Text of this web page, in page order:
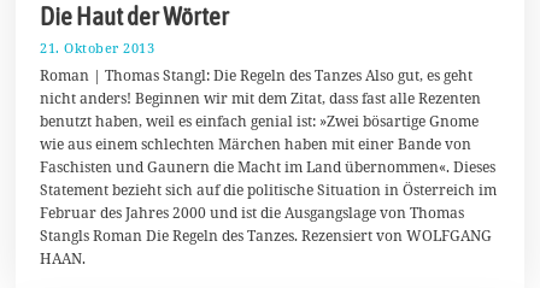
Die Haut der Wörter
21. Oktober 2013
.
D
e
z
m
b
e
r
2
Roman | Thomas Stangl: Die Regeln des Tanzes Also gut, es geht
nicht anders! Beginnen wir mit dem Zitat, dass fast alle Rezenten
benutzt haben, weil es einfach genial ist: »Zwei bösartige Gnome
wie aus einem schlechten Märchen haben mit einer Bande von
Faschisten und Gaunern die Macht im Land übernommen«. Dieses
Statement bezieht sich auf die politische Situation in Österreich im
Februar des Jahres 2000 und ist die Ausgangslage von Thomas
Stangls Roman Die Regeln des Tanzes. Rezensiert von WOLFGANG
HAAN.